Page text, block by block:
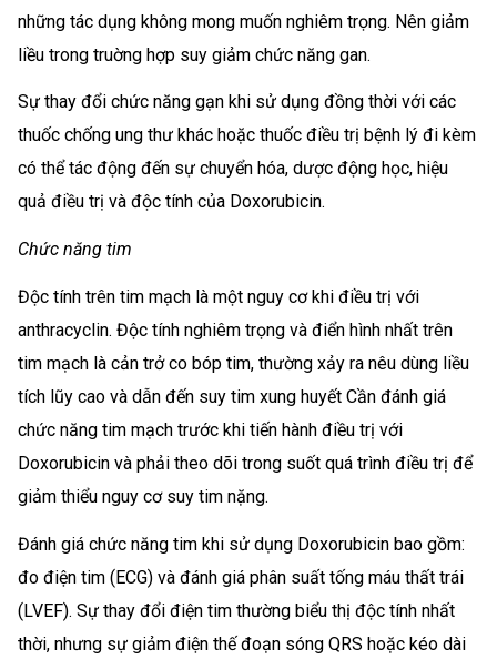
những tác dụng không mong muốn nghiêm trọng. Nên giảm
liều trong truờng hợp suy giảm chức năng gan.
Sự thay đổi chức năng gạn khi sử dụng đồng thời với các
thuốc chống ung thư khác hoặc thuốc điều trị bệnh lý đi kèm
có thể tác động đến sự chuyển hóa, dược động học, hiệu
quả điều trị và độc tính của Doxorubicin.
Chức năng tim
Độc tính trên tim mạch là một nguy cơ khi điều trị với
anthracyclin. Độc tính nghiêm trọng và điển hình nhất trên
tim mạch là cản trở co bóp tim, thường xảy ra nêu dùng liều
tích lũy cao và dẫn đến suy tim xung huyết Cần đánh giá
chức năng tim mạch trước khi tiến hành điều trị với
Doxorubicin và phải theo dõi trong suốt quá trình điều trị để
giảm thiểu nguy cơ suy tim nặng.
Đánh giá chức năng tim khi sử dụng Doxorubicin bao gồm:
đo điện tim (ECG) và đánh giá phân suất tống máu thất trái
(LVEF). Sự thay đổi điện tim thường biểu thị độc tính nhất
thời, nhưng sự giảm điện thế đoạn sóng QRS hoặc kéo dài